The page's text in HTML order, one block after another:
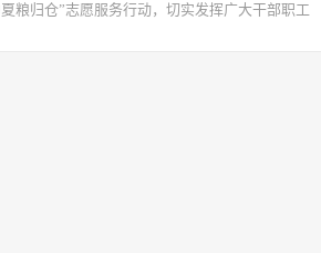
粮归仓”志愿服务行动，切实发挥广大干部职工